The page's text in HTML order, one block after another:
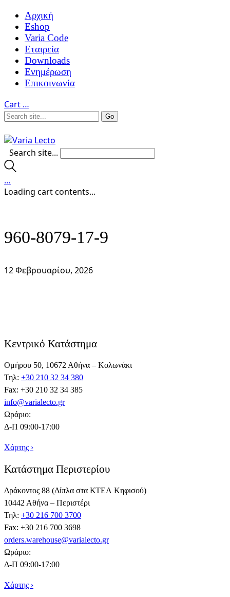
Αρχική
Eshop
Varia Code
Εταιρεία
Downloads
Ενημέρωση
Επικοινωνία
Cart …
Search site...
…
Loading cart contents...
960-8079-17-9
12 Φεβρουαρίου, 2026
Κεντρικό Κατάστημα
Ομήρου 50, 10672 Αθήνα – Κολωνάκι
Τηλ: +30 210 32 34 380
Fax: +30 210 32 34 385
info@varialecto.gr
Ωράριο:
Δ-Π 09:00-17:00
Χάρτης ›
Κατάστημα Περιστερίου
Δράκοντος 88 (Δίπλα στα ΚΤΕΛ Κηφισού)
10442 Αθήνα – Περιστέρι
Τηλ: +30 216 700 3700
Fax: +30 216 700 3698
orders.warehouse@varialecto.gr
Ωράριο:
Δ-Π 09:00-17:00
Χάρτης ›